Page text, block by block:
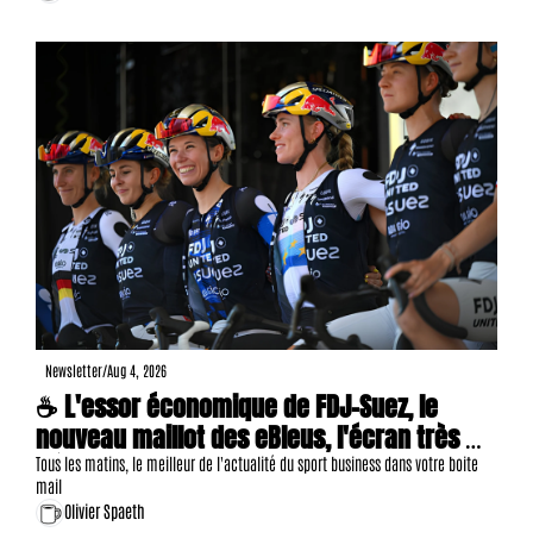
Newsletter/Aug 4, 2026
☕ L'essor économique de FDJ-Suez, le
nouveau maillot des eBleus, l'écran très
géant de Clermont, 11 offres d'emploi, etc.
Tous les matins, le meilleur de l'actualité du sport business dans votre boite
mail
Olivier Spaeth